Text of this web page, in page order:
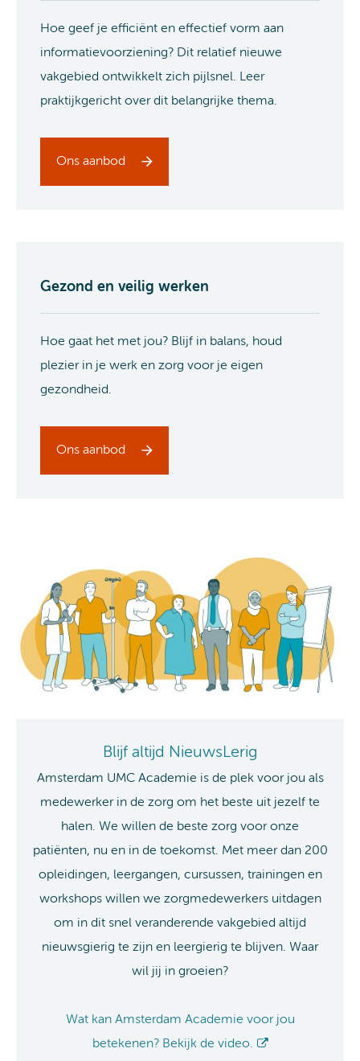
Hoe geef je efficiënt en effectief vorm aan
informatievoorziening? Dit relatief nieuwe
vakgebied ontwikkelt zich pijlsnel. Leer
praktijkgericht over dit belangrijke thema.
Ons aanbod
Gezond en veilig werken
Hoe gaat het met jou? Blijf in balans, houd
plezier in je werk en zorg voor je eigen
gezondheid.
Ons aanbod
Blijf altijd NieuwsLerig
Amsterdam UMC Academie is de plek voor jou als
medewerker in de zorg om het beste uit jezelf te
halen. We willen de beste zorg voor onze
patiënten, nu en in de toekomst. Met meer dan 200
opleidingen, leergangen, cursussen, trainingen en
workshops willen we zorgmedewerkers uitdagen
om in dit snel veranderende vakgebied altijd
nieuwsgierig te zijn en leergierig te blijven. Waar
wil jij in groeien?
Wat kan Amsterdam Academie voor jou
betekenen? Bekijk de video.